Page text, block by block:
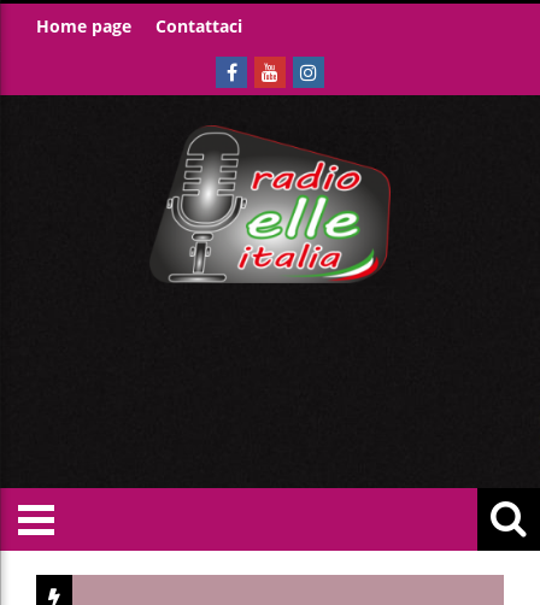
Home page Contattaci